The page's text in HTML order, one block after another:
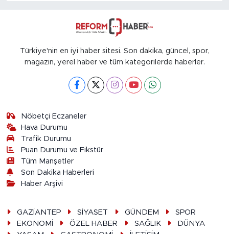
Türkiye'nin en iyi haber sitesi. Son dakika, güncel, spor,
magazin, yerel haber ve tüm kategorilerde haberler.
Nöbetçi Eczaneler
Hava Durumu
Trafik Durumu
Puan Durumu ve Fikstür
Tüm Manşetler
Son Dakika Haberleri
Haber Arşivi
GAZİANTEP SİYASET GÜNDEM
SPOR
EKONOMİ
ÖZEL HABER SAĞLIK
DÜNYA